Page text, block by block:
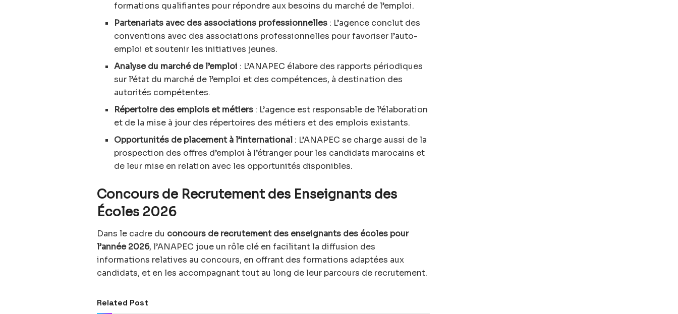
formations qualifiantes pour répondre aux besoins du marché de l’emploi.
Partenariats avec des associations professionnelles : L’agence conclut des
conventions avec des associations professionnelles pour favoriser l’auto-
emploi et soutenir les initiatives jeunes.
Analyse du marché de l’emploi : L’ANAPEC élabore des rapports périodiques
sur l’état du marché de l’emploi et des compétences, à destination des
autorités compétentes.
Répertoire des emplois et métiers : L’agence est responsable de l’élaboration
et de la mise à jour des répertoires des métiers et des emplois existants.
Opportunités de placement à l’international : L’ANAPEC se charge aussi de la
prospection des offres d’emploi à l’étranger pour les candidats marocains et
de leur mise en relation avec les opportunités disponibles.
Concours de Recrutement des Enseignants des
Écoles 2026
Dans le cadre du concours de recrutement des enseignants des écoles pour
l’année 2026, l’ANAPEC joue un rôle clé en facilitant la diffusion des
informations relatives au concours, en offrant des formations adaptées aux
candidats, et en les accompagnant tout au long de leur parcours de recrutement.
Related Post